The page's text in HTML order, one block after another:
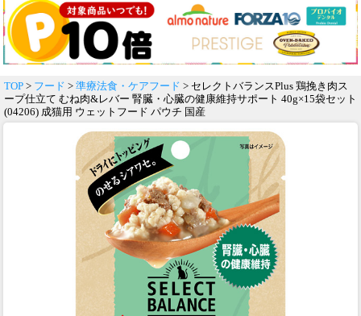
TOP > フード > 準療法食・ケアフード > セレクトバランスPlus 鶏挽き肉ス
ープ仕立て むね肉&レバー 腎臓・心臓の健康維持サポート 40g×15袋セット
(04206) 成猫用 ウェットフード パウチ 国産